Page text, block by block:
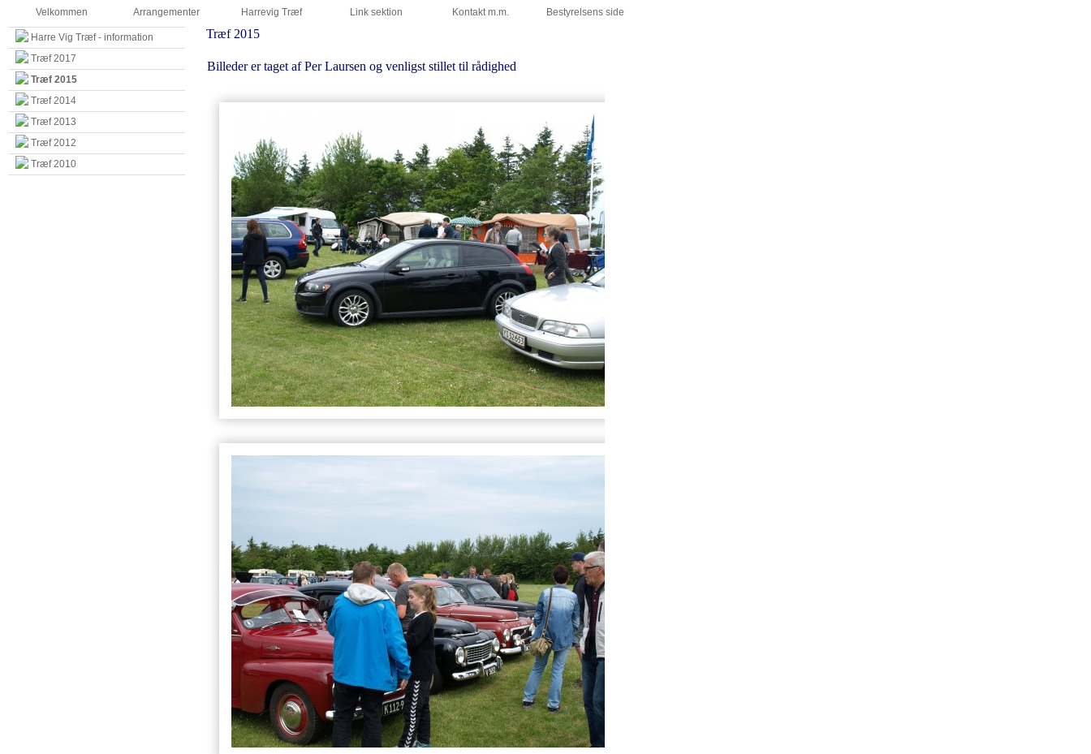
Velkommen Arrangementer Harrevig Træf Link sektion Kontakt m.m. Bestyrelsens side
Harre Vig Træf - information
Træf 2017
Træf 2015
Træf 2014
Træf 2013
Træf 2012
Træf 2010
Træf 2015
Billeder er taget af Per Laursen og venligst stillet til rådighed